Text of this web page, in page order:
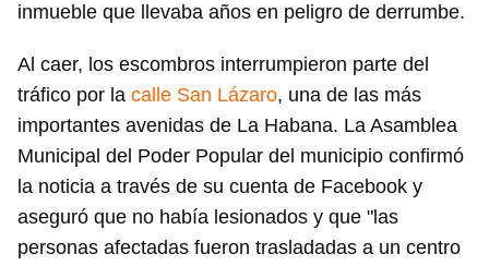
inmueble que llevaba años en peligro de derrumbe.
Al caer, los escombros interrumpieron parte del
tráfico por la calle San Lázaro, una de las más
importantes avenidas de La Habana. La Asamblea
Municipal del Poder Popular del municipio confirmó
la noticia a través de su cuenta de Facebook y
aseguró que no había lesionados y que "las
personas afectadas fueron trasladadas a un centro